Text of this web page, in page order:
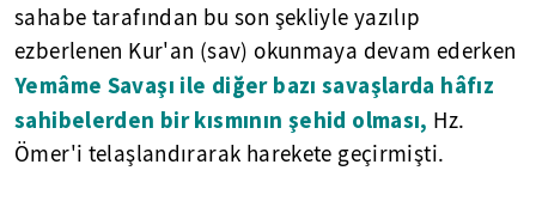
sahabe tarafından bu son şekliyle yazılıp
ezberlenen Kur'an (sav) okunmaya devam ederken
Yemâme Savaşı ile diğer bazı savaşlarda hâfız
sahibelerden bir kısmının şehid olması, Hz.
Ömer'i telaşlandırarak harekete geçirmişti.